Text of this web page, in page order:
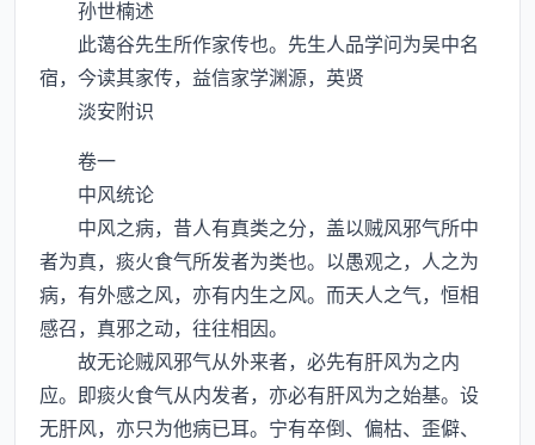
孙世楠述
此蔼谷先生所作家传也。先生人品学问为吴中名
宿，今读其家传，益信家学渊源，英贤
淡安附识
卷一
中风统论
中风之病，昔人有真类之分，盖以贼风邪气所中
者为真，痰火食气所发者为类也。以愚观之，人之为
病，有外感之风，亦有内生之风。而天人之气，恒相
感召，真邪之动，往往相因。
故无论贼风邪气从外来者，必先有肝风为之内
应。即痰火食气从内发者，亦必有肝风为之始基。设
无肝风，亦只为他病已耳。宁有卒倒、偏枯、歪僻、